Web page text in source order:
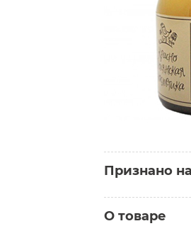
Признано
О товаре